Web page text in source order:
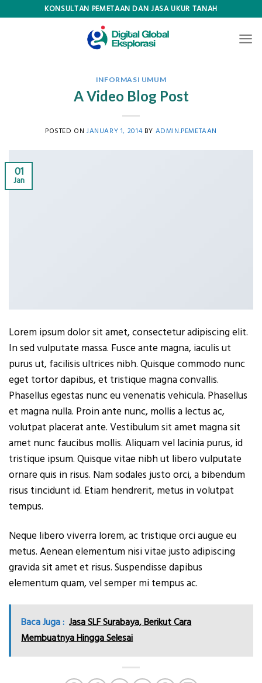
KONSULTAN PEMETAAN DAN JASA UKUR TANAH
INFORMASI UMUM
A Video Blog Post
POSTED ONJANUARY 1, 2014BY ADMIN.PEMETAAN
01
Jan
Lorem ipsum dolor sit amet, consectetur adipiscing elit.
In sed vulputate massa. Fusce ante magna, iaculis ut
purus ut, facilisis ultrices nibh. Quisque commodo nunc
eget tortor dapibus, et tristique magna convallis.
Phasellus egestas nunc eu venenatis vehicula. Phasellus
et magna nulla. Proin ante nunc, mollis a lectus ac,
volutpat placerat ante. Vestibulum sit amet magna sit
amet nunc faucibus mollis. Aliquam vel lacinia purus, id
tristique ipsum. Quisque vitae nibh ut libero vulputate
ornare quis in risus. Nam sodales justo orci, a bibendum
risus tincidunt id. Etiam hendrerit, metus in volutpat
tempus.
Neque libero viverra lorem, ac tristique orci augue eu
metus. Aenean elementum nisi vitae justo adipiscing
gravida sit amet et risus. Suspendisse dapibus
elementum quam, vel semper mi tempus ac.
Baca Juga : Jasa SLF Surabaya, Berikut Cara
Membuatnya Hingga Selesai